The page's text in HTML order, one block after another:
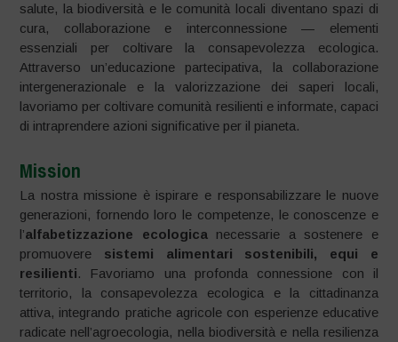
salute, la biodiversità e le comunità locali diventano spazi di
cura, collaborazione e interconnessione — elementi
essenziali per coltivare la consapevolezza ecologica.
Attraverso un’educazione partecipativa, la collaborazione
intergenerazionale e la valorizzazione dei saperi locali,
lavoriamo per coltivare comunità resilienti e informate, capaci
di intraprendere azioni significative per il pianeta.
Mission
La nostra missione è ispirare e responsabilizzare le nuove
generazioni, fornendo loro le competenze, le conoscenze e
l’alfabetizzazione ecologicanecessarie a sostenere e
promuovere sistemi alimentari sostenibili, equi e
resilienti. Favoriamo una profonda connessione con il
territorio, la consapevolezza ecologica e la cittadinanza
attiva, integrando pratiche agricole con esperienze educative
radicate nell’agroecologia, nella biodiversità e nella resilienza